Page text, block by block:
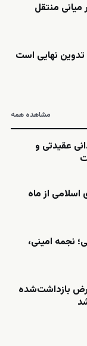
منتقل
تدوین نهایی است
مشاهده همه
عقیدتی و
از ماه
نجمه امینی،
بازداشت‌شده